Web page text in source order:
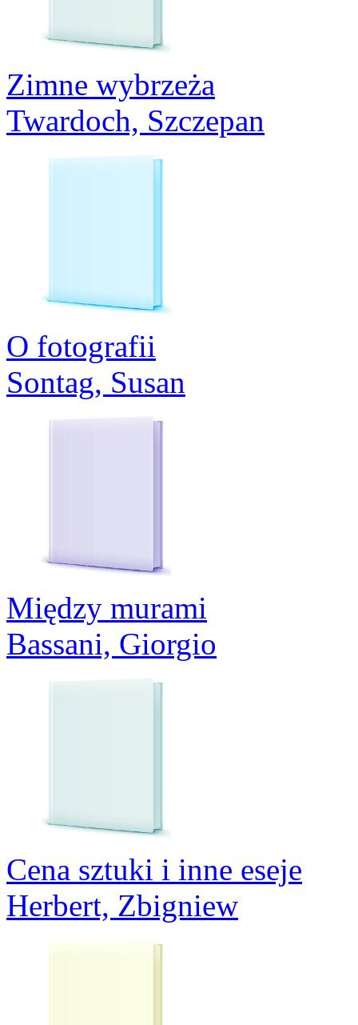
Zimne wybrzeża
Twardoch, Szczepan
O fotografii
Sontag, Susan
Między murami
Bassani, Giorgio
Cena sztuki i inne eseje
Herbert, Zbigniew